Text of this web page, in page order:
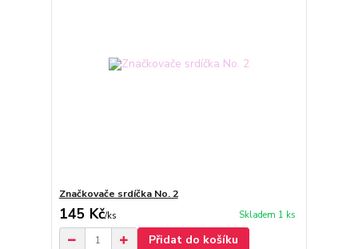
Značkovače srdíčka No. 2
145 Kč/ks Skladem 1 ks
Přidat do košíku